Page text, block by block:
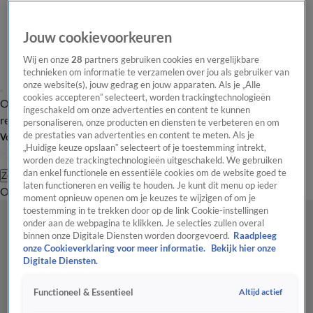
Overzicht Laatste nieuws Regionieuws Het beste van Hart
Tip de
redactie
Volg Hart van Nederland
Zoeken
OverzichtRegioUitzendingenWeerTip de redactiePanelVideo's
Jouw cookievoorkeuren
Wij en onze28 partners gebruiken cookies en vergelijkbare
technieken om informatie te verzamelen over jou als gebruiker van
onze website(s), jouw gedrag en jouw apparaten. Als je „Alle
cookies accepteren” selecteert, worden trackingtechnologieën
ingeschakeld om onze advertenties en content te kunnen
personaliseren, onze producten en diensten te verbeteren en om
de prestaties van advertenties en content te meten. Als je
„Huidige keuze opslaan” selecteert of je toestemming intrekt,
worden deze trackingtechnologieën uitgeschakeld. We gebruiken
dan enkel functionele en essentiële cookies om de website goed te
laten functioneren en veilig te houden. Je kunt dit menu op ieder
moment opnieuw openen om je keuzes te wijzigen of om je
toestemming in te trekken door op de link Cookie-instellingen
onder aan de webpagina te klikken. Je selecties zullen overal
binnen onze Digitale Diensten worden doorgevoerd. Raadpleeg
onze Cookieverklaring voor meer informatie.
Bekijk hier onze
Digitale Diensten.
Functioneel & Essentieel Altijd actief